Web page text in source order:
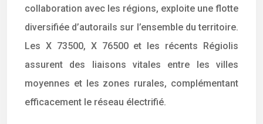
collaboration avec les régions, exploite une flotte
diversifiée d’autorails sur l’ensemble du territoire.
Les X 73500, X 76500 et les récents Régiolis
assurent des liaisons vitales entre les villes
moyennes et les zones rurales, complémentant
efficacement le réseau électrifié.